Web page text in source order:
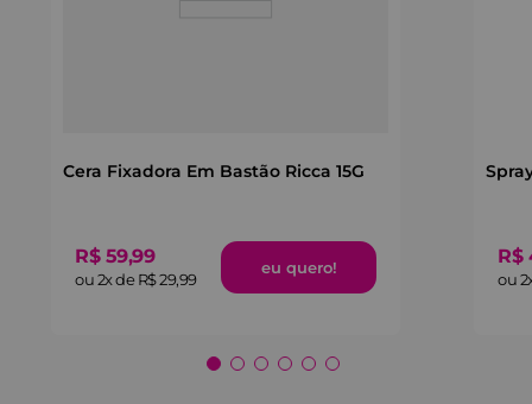
Cera Fixadora Em Bastão Ricca 15G
R$ 59,99
ou2x deR$29,99
R$
ou2